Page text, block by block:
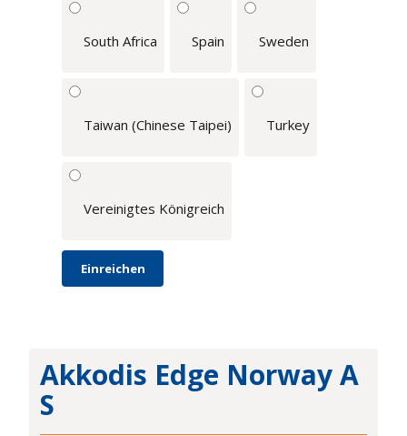
South Africa Spain Sweden
Taiwan (Chinese Taipei) Turkey
Vereinigtes Königreich
Akkodis Edge Norway A
S